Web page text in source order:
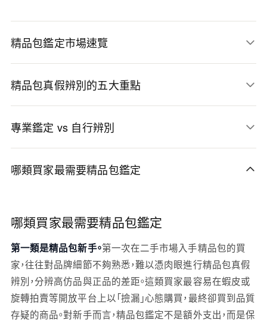
精品包鑑定市場速覽
精品包真假辨別的五大重點
專業鑑定 vs 自行辨別
哪類買家最需要精品包鑑定
哪類買家最需要精品包鑑定
第一類是精品包新手。第一次在二手市場入手精品包的買
家，往往對品牌細節不夠熟悉，難以憑肉眼進行精品包真假
辨別，分辨高仿品與正品的差距。這類買家最容易在蝦皮或
旋轉拍賣等開放平台上以「撿漏」心態購買，最終卻買到品質
存疑的商品。對新手而言，精品包鑑定不是額外支出，而是保